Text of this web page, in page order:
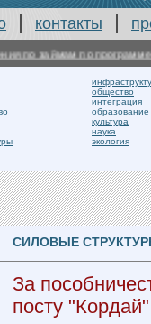
контакты
по займам по программе
общество
интеграция
образование
культура
наука
экология
СИЛОВЫЕ
За
посту